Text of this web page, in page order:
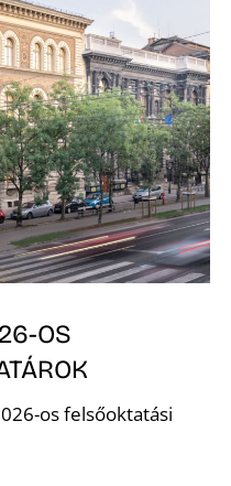
OS
os felsőoktatási